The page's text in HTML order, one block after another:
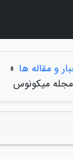
و مقاله ها »
مجله میکونوس